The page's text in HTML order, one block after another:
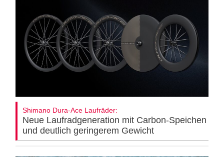
Shimano Dura-Ace Laufräder:
Neue Laufradgeneration mit Carbon-Speichen
und deutlich geringerem Gewicht